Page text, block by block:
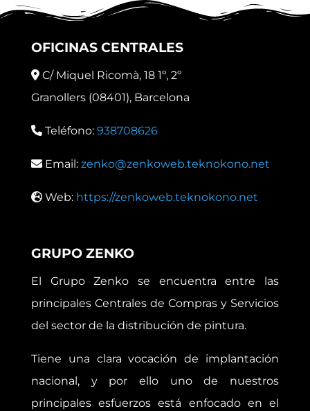
OFICINAS CENTRALES
C/ Miquel Ricomà, 18 1º, 2º
Granollers (08401), Barcelona
Teléfono: 938708626
Email: zenko@zenkoweb.teknokono.net
Web: https://zenkoweb.teknokono.net
GRUPO ZENKO
El Grupo Zenko se encuentra entre las
principales Centrales de Compras y Servicios
del sector de la distribución de pintura.
Tiene una clara vocación de implantación
nacional, y por ello uno de nuestros
principales esfuerzos está enfocado en el